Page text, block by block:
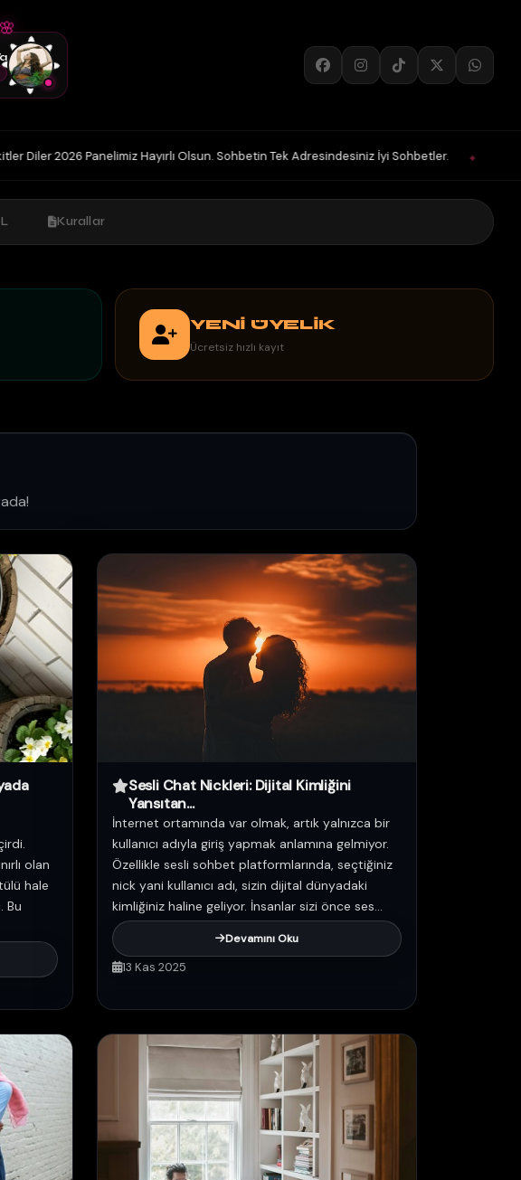
🌸
Hayırlı Olsun. Sohbetin Tek Adresindesiniz İyi Sohbetler. ◆ HoŞGeLDin Keyifli
Kurallar
YENİ ÜYELİK
Ücretsiz hızlı kayıt
olan
hale
Bu
Sesli Chat Nickleri: Dijital Kimliğini
Yansıtan...
İnternet ortamında var olmak, artık yalnızca bir
kullanıcı adıyla giriş yapmak anlamına gelmiyor.
Özellikle sesli sohbet platformlarında, seçtiğiniz
nick yani kullanıcı adı, sizin dijital dünyadaki
kimliğiniz haline geliyor. İnsanlar sizi önce ses...
Devamını Oku
13 Kas 2025